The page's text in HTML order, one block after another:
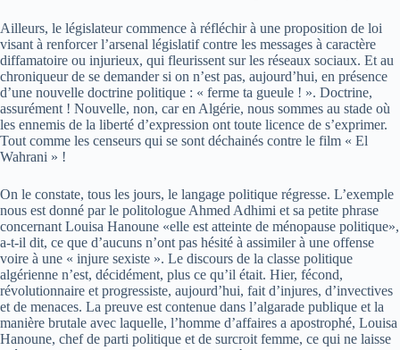
Ailleurs, le législateur commence à réfléchir à une proposition de loi
visant à renforcer l’arsenal législatif contre les messages à caractère
diffamatoire ou injurieux, qui fleurissent sur les réseaux sociaux. Et au
chroniqueur de se demander si on n’est pas, aujourd’hui, en présence
d’une nouvelle doctrine politique : « ferme ta gueule ! ». Doctrine,
assurément ! Nouvelle, non, car en Algérie, nous sommes au stade où
les ennemis de la liberté d’expression ont toute licence de s’exprimer.
Tout comme les censeurs qui se sont déchainés contre le film « El
Wahrani » !
On le constate, tous les jours, le langage politique régresse. L’exemple
nous est donné par le politologue Ahmed Adhimi et sa petite phrase
concernant Louisa Hanoune «elle est atteinte de ménopause politique»,
a-t-il dit, ce que d’aucuns n’ont pas hésité à assimiler à une offense
voire à une « injure sexiste ». Le discours de la classe politique
algérienne n’est, décidément, plus ce qu’il était. Hier, fécond,
révolutionnaire et progressiste, aujourd’hui, fait d’injures, d’invectives
et de menaces. La preuve est contenue dans l’algarade publique et la
manière brutale avec laquelle, l’homme d’affaires a apostrophé, Louisa
Hanoune, chef de parti politique et de surcroit femme, ce qui ne laisse